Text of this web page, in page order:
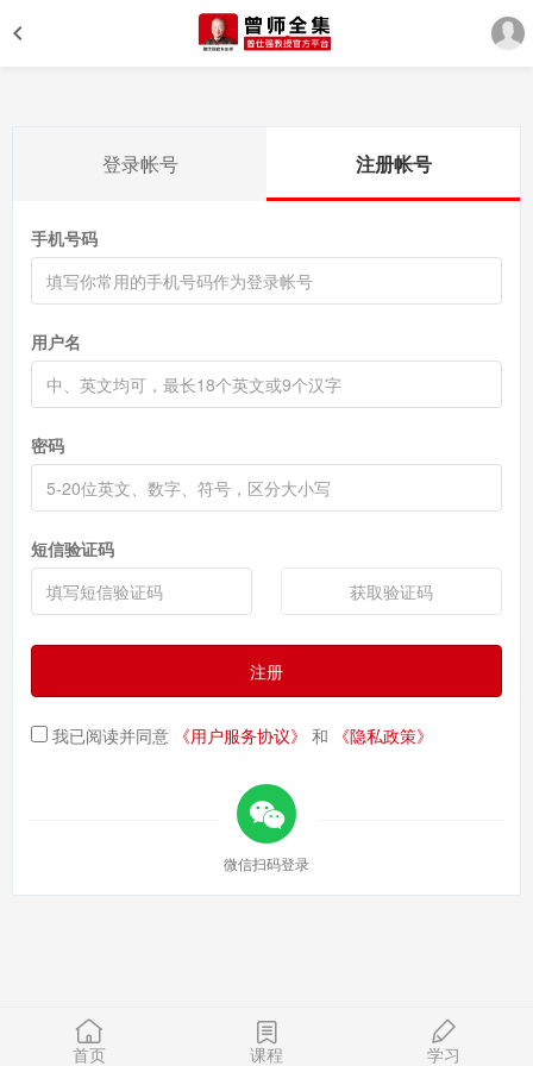
登录帐号 注册帐号
手机号码
用户名
密码
短信验证码
获取验证码
注册
我已阅读并同意 《用户服务协议》 和 《隐私政策》
微信扫码登录
首页 课程 学习